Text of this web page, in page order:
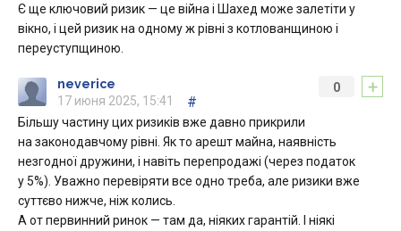
Є ще ключовий ризик — це війна і Шахед може залетіти у
вікно, і цей ризик на одному ж рівні з котлованщиною і
переуступщиною.
+
0
neverice
17 июня 2025, 15:41
#
Більшу частину цих ризиків вже давно прикрили
на законодавчому рівні. Як то арешт майна, наявність
незгодної дружини, і навіть перепродажі (через податок
у 5%). Уважно перевіряти все одно треба, але ризики вже
суттєво нижче, ніж колись.
А от первинний ринок — там да, ніяких гарантій. І ніякі